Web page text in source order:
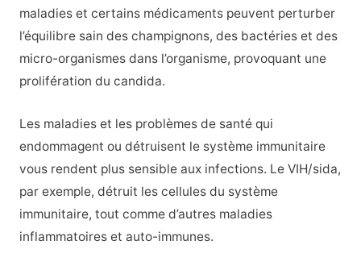
maladies et certains médicaments peuvent perturber
l’équilibre sain des champignons, des bactéries et des
micro-organismes dans l’organisme, provoquant une
prolifération du candida.
Les maladies et les problèmes de santé qui
endommagent ou détruisent le système immunitaire
vous rendent plus sensible aux infections. Le VIH/sida,
par exemple, détruit les cellules du système
immunitaire, tout comme d’autres maladies
inflammatoires et auto-immunes.